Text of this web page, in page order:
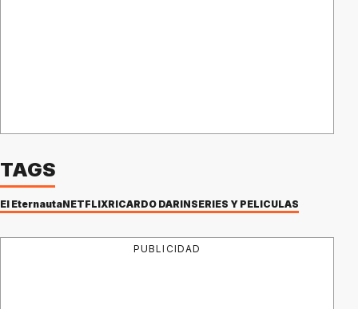
TAGS
El EternautaNETFLIXRICARDO DARINSERIES Y PELÍCULAS
PUBLICIDAD